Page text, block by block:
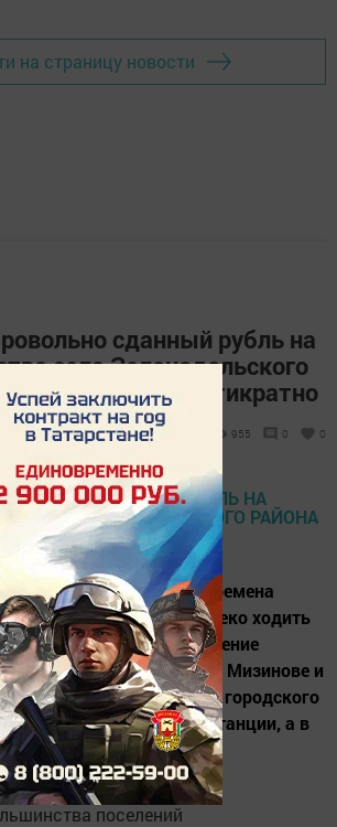
на страницу новости
сданный рубль на
села Зеленодольского
увеличит пятикратно
- 07:42 955 0 0
сельского быта во все времена
За примерами далеко ходить
плановое отключение
бедствие, а в Мизинове и
нет. Разбитый асфальт у городского
жалоб во все инстанции, а в
поселений